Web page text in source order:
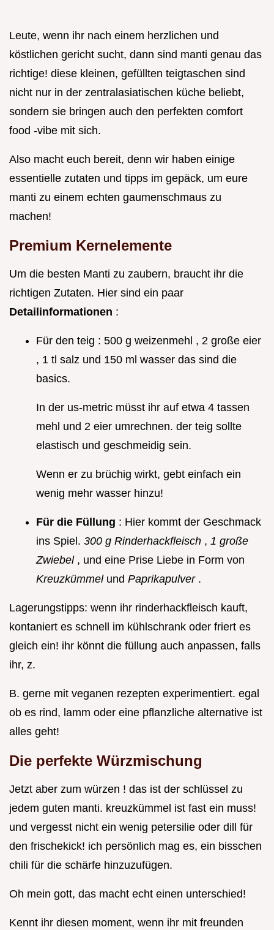
Leute, wenn ihr nach einem herzlichen und
köstlichen gericht sucht, dann sind manti genau das
richtige! diese kleinen, gefüllten teigtaschen sind
nicht nur in der zentralasiatischen küche beliebt,
sondern sie bringen auch den perfekten comfort
food -vibe mit sich.
Also macht euch bereit, denn wir haben einige
essentielle zutaten und tipps im gepäck, um eure
manti zu einem echten gaumenschmaus zu
machen!
Premium Kernelemente
Um die besten Manti zu zaubern, braucht ihr die
richtigen Zutaten. Hier sind ein paar
Detailinformationen :
Für den teig : 500 g weizenmehl , 2 große eier
, 1 tl salz und 150 ml wasser das sind die
basics.
In der us-metric müsst ihr auf etwa 4 tassen
mehl und 2 eier umrechnen. der teig sollte
elastisch und geschmeidig sein.
Wenn er zu brüchig wirkt, gebt einfach ein
wenig mehr wasser hinzu!
Für die Füllung : Hier kommt der Geschmack
ins Spiel. 300 g Rinderhackfleisch , 1 große
Zwiebel , und eine Prise Liebe in Form von
Kreuzkümmel und Paprikapulver .
Lagerungstipps: wenn ihr rinderhackfleisch kauft,
kontaniert es schnell im kühlschrank oder friert es
gleich ein! ihr könnt die füllung auch anpassen, falls
ihr, z.
B. gerne mit veganen rezepten experimentiert. egal
ob es rind, lamm oder eine pflanzliche alternative ist
alles geht!
Die perfekte Würzmischung
Jetzt aber zum würzen ! das ist der schlüssel zu
jedem guten manti. kreuzkümmel ist fast ein muss!
und vergesst nicht ein wenig petersilie oder dill für
den frischekick! ich persönlich mag es, ein bisschen
chili für die schärfe hinzuzufügen.
Oh mein gott, das macht echt einen unterschied!
Kennt ihr diesen moment, wenn ihr mit freunden